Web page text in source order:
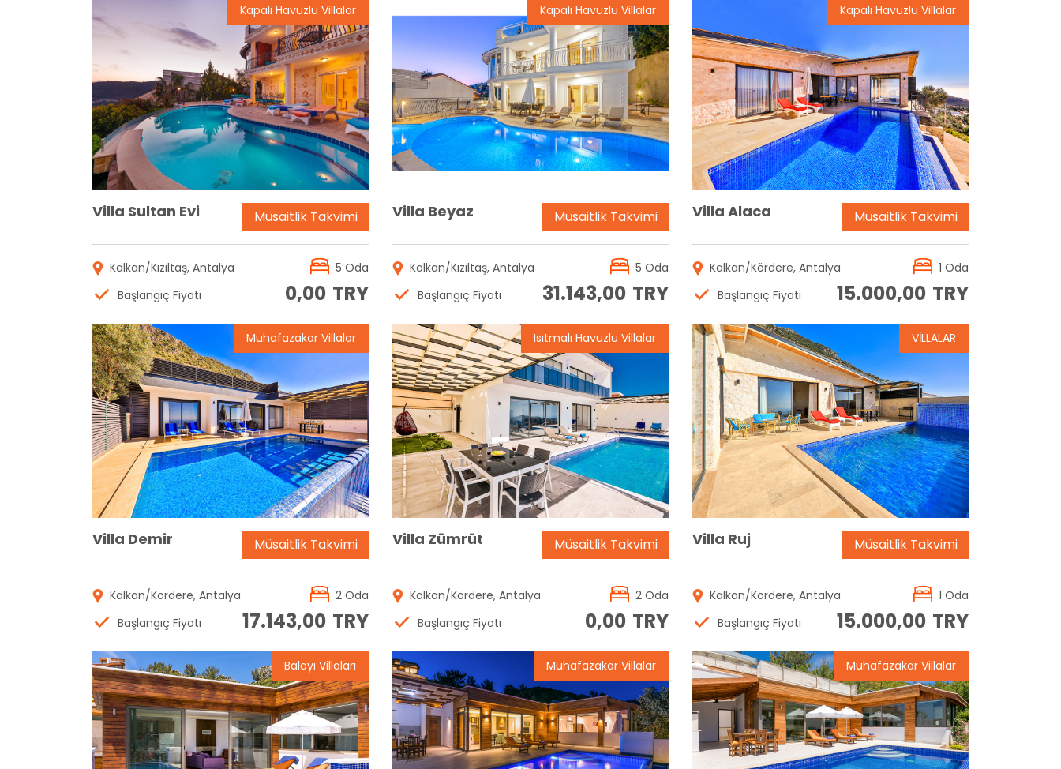
Rezervasyon
Kapalı Havuzlu Villalar
Villa Sultan Evi Müsaitlik Takvimi
Kalkan/Kızıltaş, Antalya
5 Oda
Başlangıç Fiyatı
0,00 TRY
Rezervasyon
Kapalı Havuzlu Villalar
Villa Beyaz Müsaitlik Takvimi
Kalkan/Kızıltaş, Antalya
5 Oda
Başlangıç Fiyatı
31.143,00 TRY
Rezervasyon
Kapalı Havuzlu Villalar
Villa Alaca Müsaitlik Takvimi
Kalkan/Kördere, Antalya
1 Oda
Başlangıç Fiyatı
15.000,00 TRY
Rezervasyon
Muhafazakar Villalar
Villa Demir Müsaitlik Takvimi
Kalkan/Kördere, Antalya
2 Oda
Başlangıç Fiyatı
17.143,00 TRY
Rezervasyon
Isıtmalı Havuzlu Villalar
Villa Zümrüt Müsaitlik Takvimi
Kalkan/Kördere, Antalya
2 Oda
Başlangıç Fiyatı
0,00 TRY
Rezervasyon
VİLLALAR
Villa Ruj Müsaitlik Takvimi
Kalkan/Kördere, Antalya
1 Oda
Başlangıç Fiyatı
15.000,00 TRY
Rezervasyon
Balayı Villaları
Rezervasyon
Muhafazakar Villalar
Rezervasyon
Muhafazakar Villalar